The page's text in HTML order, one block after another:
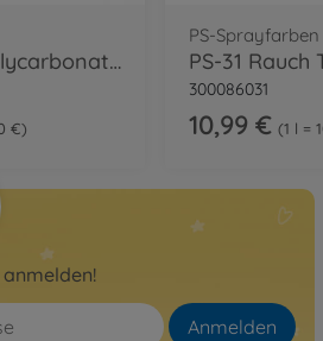
PS-5 Schwarz Polycarbonat 100ml
€
PS-Sprayfarben
300086031
10,99 € 1 l =
Anmelden